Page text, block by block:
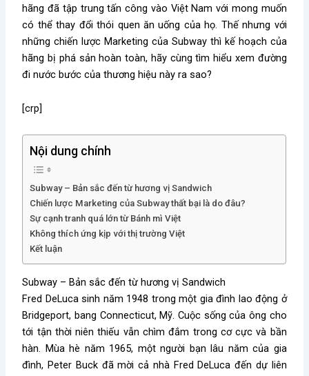
hãng đã tập trung tấn công vào Việt Nam với mong muốn
có thể thay đổi thói quen ăn uống của họ. Thế nhưng với
những chiến lược Marketing của Subway thì kế hoạch của
hãng bị phá sản hoàn toàn, hãy cùng tìm hiểu xem đường
đi nước bước của thương hiệu này ra sao?
[crp]
Nội dung chính
Subway – Bản sắc đến từ hương vị Sandwich
Chiến lược Marketing của Subway thất bại là do đâu?
Sự cạnh tranh quá lớn từ Bánh mì Việt
Không thích ứng kịp với thị trường Việt
Kết luận
Subway – Bản sắc đến từ hương vị Sandwich
Fred DeLuca sinh năm 1948 trong một gia đình lao động ở
Bridgeport, bang Connecticut, Mỹ. Cuộc sống của ông cho
tới tận thời niên thiếu vẫn chìm đắm trong cơ cực và bần
hàn. Mùa hè năm 1965, một người bạn lâu năm của gia
đình, Peter Buck đã mời cả nhà Fred DeLuca đến dự liên